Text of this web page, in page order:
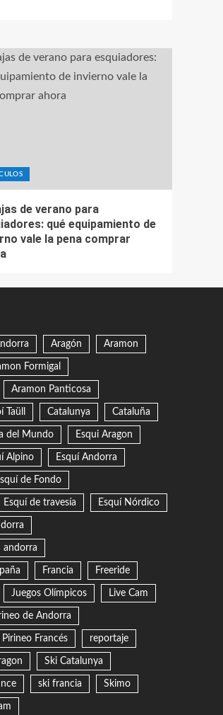
de verano para
qué equipamiento de
vale la pena comprar
Aragón Aramon
Formigal
Aramon Panticosa
Taüll Catalunya Cataluña
del Mundo Esqui Aragon
Alpino Esquí Andorra
de Fondo
Esquí de travesía Esquí Nórdico
andorra
Francia Freeride
Juegos Olímpicos Live Cam
de Andorra
Pirineo Francés reportaje
Ski Catalunya
ski francia Skimo